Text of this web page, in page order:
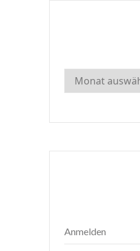
Archiv
Anmelden